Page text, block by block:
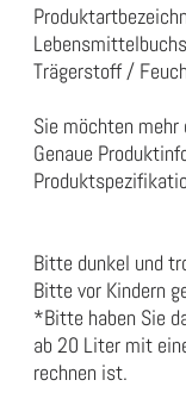
Trägerstoff /
Sie möchten mehr
Genaue
Bitte dunkel und
Bitte vor Kindern
*Bitte haben Sie
ab 20 Liter mit
rechnen ist.